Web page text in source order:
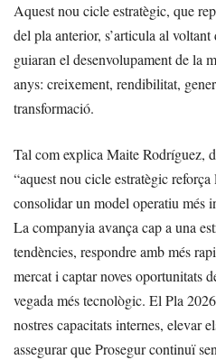
Aquest nou cicle estratègic, que
del pla anterior, s’articula al
guiaran el desenvolupament de la
anys: creixement, rendibilitat,
transformació.
Tal com explica Maite Rodríguez,
“aquest nou cicle estratègic
consolidar un model operatiu més
La companyia avança cap a una
tendències, respondre amb més
mercat i captar noves oportunitats
vegada més tecnològic. El Pla
nostres capacitats internes, elevar
assegurar que Prosegur continuï